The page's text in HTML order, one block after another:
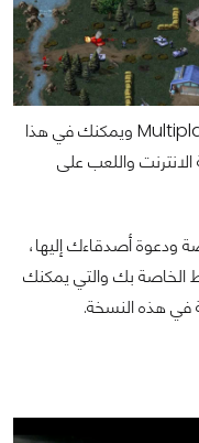
تحتوي النسخة الجديدة على طور لعب Multiplayer ويمكنك في هذا
واللعب على
ودعوة أصدقاءك إليها،
الخاصة بك والتي يمكنك